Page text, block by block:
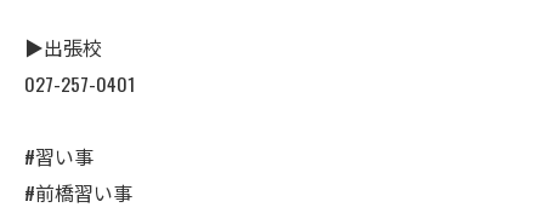
▶︎出張校
027-257-0401
#習い事
#前橋習い事